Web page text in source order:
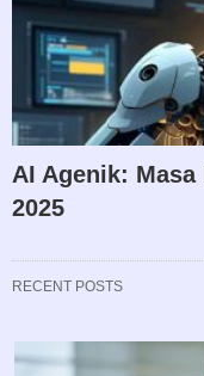
AI Agenik: Masa
2025
RECENT POSTS